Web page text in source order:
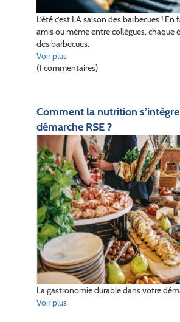
L’été c’est LA saison des barbecues !
amis ou même entre collègues, chaque
des barbecues.
Voir plus
(1 commentaires)
Comment la nutrition
démarche RSE ?
La gastronomie durable dans votre
Voir plus